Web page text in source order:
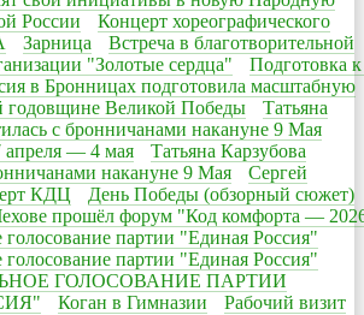
России
Концерт хореографического
Зарница
Встреча в благотворительной
"Золотые сердца"
Подготовка
в Бронницах подготовила масштабную
годовщине Великой Победы
Татьяна
с бронничанами накануне 9 Мая
апреля — 4 мая
Татьяна Карзубова
накануне 9 Мая
Сергей
КДЦ
День Победы (обзорный сюжет)
прошёл форум "Код комфорта —
голосование партии "Единая Россия"
голосование партии "Единая Россия"
ГОЛОСОВАНИЕ ПАРТИИ
Коган в Гимназии
Рабочий визит